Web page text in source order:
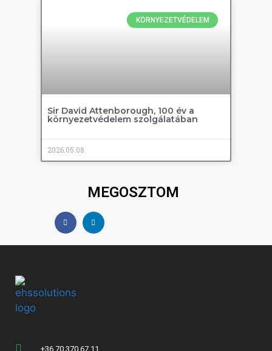
KÖRNYEZETVÉDELEM
Sir David Attenborough, 100 év a
környezetvédelem szolgálatában
2026.05.08.
MEGOSZTOM
+36 70 370 67 11